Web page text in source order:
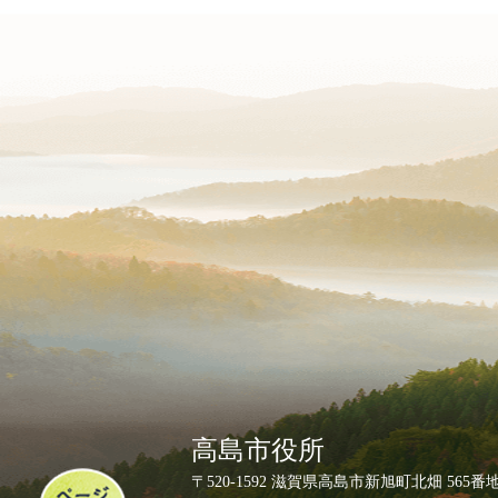
ペ
高島市役所
〒520-1592 滋賀県高島市新旭町北畑 565番